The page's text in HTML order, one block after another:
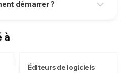
démarrer ?
à
Éditeurs de logiciels